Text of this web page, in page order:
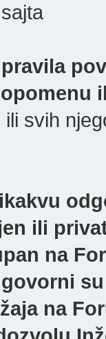
ili svih
ili
na
na